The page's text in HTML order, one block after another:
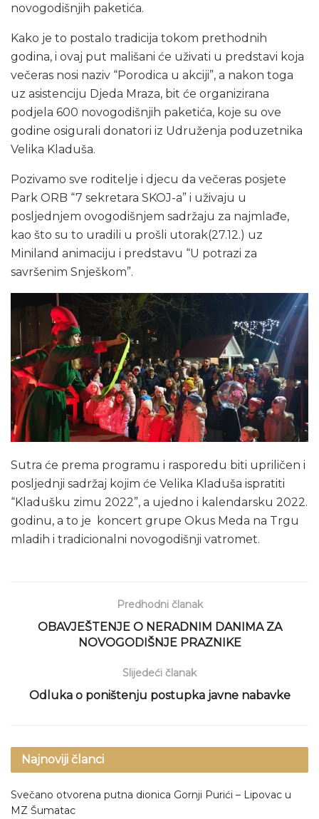
novogodišnjih paketića.
Kako je to postalo tradicija tokom prethodnih
godina, i ovaj put mališani će uživati u predstavi koja
večeras nosi naziv “Porodica u akciji”, a nakon toga
uz asistenciju Djeda Mraza, bit će organizirana
podjela 600 novogodišnjih paketića, koje su ove
godine osigurali donatori iz Udruženja poduzetnika
Velika Kladuša.
Pozivamo sve roditelje i djecu da večeras posjete
Park ORB “7 sekretara SKOJ-a” i uživaju u
posljednjem ovogodišnjem sadržaju za najmlađe,
kao što su to uradili u prošli utorak(27.12.) uz
Miniland animaciju i predstavu “U potrazi za
savršenim Snješkom”.
Sutra će prema programu i rasporedu biti upriličen i
posljednji sadržaj kojim će Velika Kladuša ispratiti
“Kladušku zimu 2022”, a ujedno i kalendarsku 2022.
godinu, a to je koncert grupe Okus Meda na Trgu
mladih i tradicionalni novogodišnji vatromet.
Predhodni članak
OBAVJEŠTENJE O NERADNIM DANIMA ZA
NOVOGODIŠNJE PRAZNIKE
Slijedeći članak
Odluka o poništenju postupka javne nabavke
Najnoviji članci
Svečano otvorena putna dionica Gornji Purići – Lipovac u
MZ Šumatac